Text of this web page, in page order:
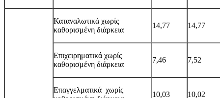
Καταναλωτικά χωρίς
καθορισμένη διάρκεια
14,77 14,77
Επιχειρηματικά χωρίς
καθορισμένη διάρκεια
7,46 7,52
Επαγγελματικά χωρίς
10,03 10,02